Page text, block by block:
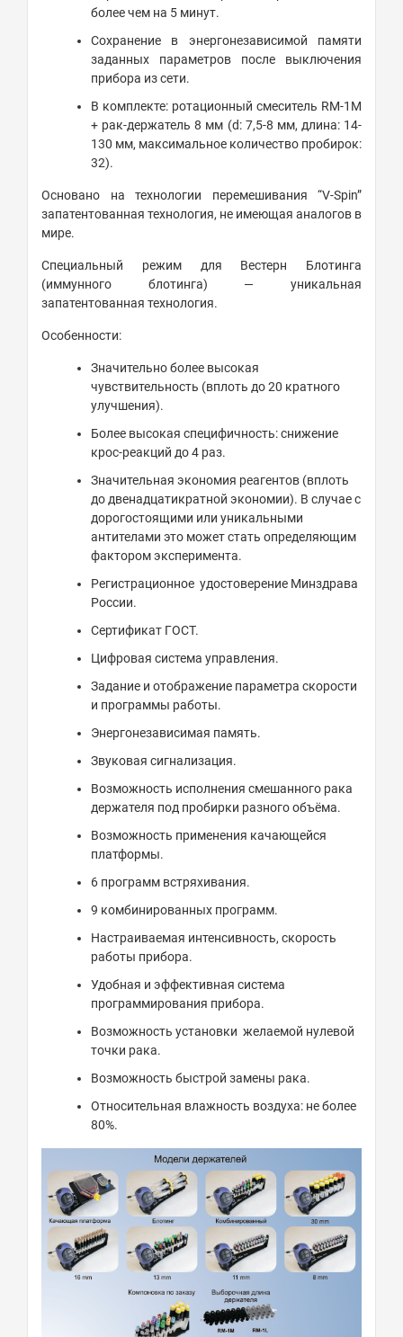
более чем на 5 минут.
Сохранение в энергонезависимой памяти
заданных параметров после выключения
прибора из сети.
В комплекте: ротационный смеситель RM-1M
+ рак-держатель 8 мм (d: 7,5-8 мм, длина: 14-
130 мм, максимальное количество пробирок:
32).
Основано на технологии перемешивания “V-Spin”
запатентованная технология, не имеющая аналогов в
мире.
Специальный режим для Вестерн Блотинга
(иммунного блотинга) — уникальная
запатентованная технология.
Особенности:
Значительно более высокая
чувствительность (вплоть до 20 кратного
улучшения).
Более высокая специфичность: снижение
крос-реакций до 4 раз.
Значительная экономия реагентов (вплоть
до двенадцатикратной экономии). В случае с
дорогостоящими или уникальными
антителами это может стать определяющим
фактором эксперимента.
Регистрационное удостоверение Минздрава
России.
Сертификат ГОСТ.
Цифровая система управления.
Задание и отображение параметра скорости
и программы работы.
Энергонезависимая память.
Звуковая сигнализация.
Возможность исполнения смешанного рака
держателя под пробирки разного объёма.
Возможность применения качающейся
платформы.
6 программ встряхивания.
9 комбинированных программ.
Настраиваемая интенсивность, скорость
работы прибора.
Удобная и эффективная система
программирования прибора.
Возможность установки желаемой нулевой
точки рака.
Возможность быстрой замены рака.
Относительная влажность воздуха: не более
80%.